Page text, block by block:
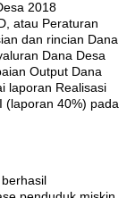
2018
atau Peraturan
dan rincian Dana
Dana Desa
Output Dana
laporan Realisasi
(laporan 40%) pada